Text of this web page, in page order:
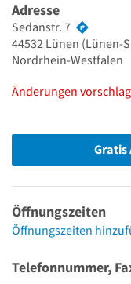
Adresse
Sedanstr. 7
44532 Lünen (Lünen-
Nordrhein-Westfalen
Änderungen
Gratis
Öffnungszeiten
Öffnungszeiten
Telefonnummer,